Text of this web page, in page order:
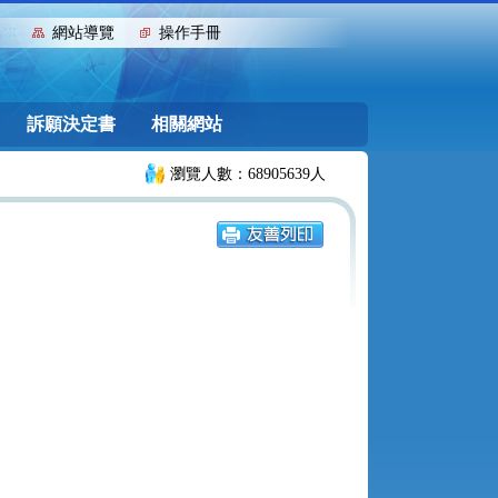
::: 網站導覽 操作手冊
訴願決定書 相關網站
瀏覽人數：68905639人